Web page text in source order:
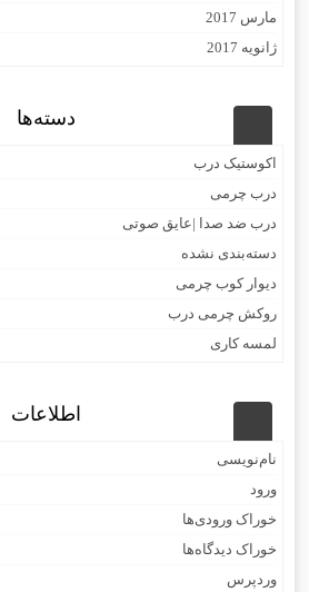
مارس 2017
ژانویه 2017
دسته‌ها
اکوستیک درب
درب چرمی
درب ضد صدا |عایق صوتی
دسته‌بندی نشده
دیوار کوب چرمی
روکش چرمی درب
لمسه کاری
اطلاعات
نام‌نویسی
ورود
خوراک ورودی‌ها
خوراک دیدگاه‌ها
وردپرس